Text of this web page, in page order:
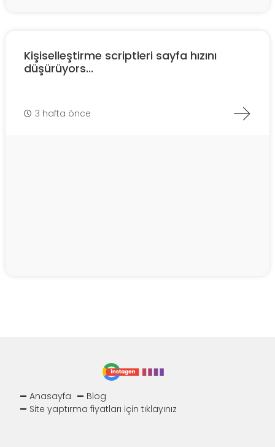
Kişiselleştirme scriptleri sayfa hızını
düşürüyors...
3 hafta önce
Anasayfa
Blog
Site yaptırma fiyatları için tıklayınız